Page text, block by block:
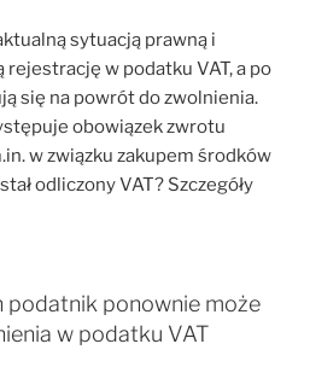
sytuacją prawną i
w podatku VAT, a po
się na powrót do zwolnienia.
obowiązek zwrotu
w związku zakupem środków
odliczony VAT? Szczegóły
podatnik ponownie może
w podatku VAT